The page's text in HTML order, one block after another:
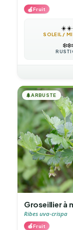
🍎Fruit
☀️☀️
SOLEIL /
❄️❄️
🌲ARBUSTE
Groseillier à
Ribes uva-crispa
🍎Fruit